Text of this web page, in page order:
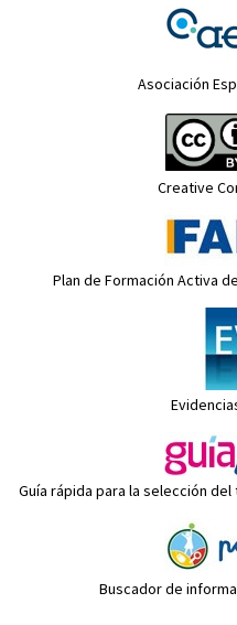
Asociación
Creative
Plan de Formación Activa
Guía rápida para la selección
Buscador de